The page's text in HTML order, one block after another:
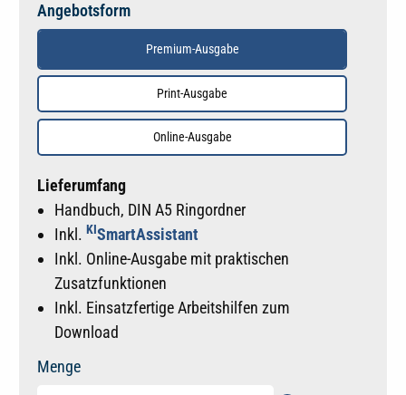
Angebotsform
Premium-Ausgabe
Print-Ausgabe
Online-Ausgabe
Lieferumfang
Handbuch, DIN A5 Ringordner
Inkl. KISmartAssistant
Inkl. Online-Ausgabe mit praktischen
Zusatzfunktionen
Inkl. Einsatzfertige Arbeitshilfen zum
Download
Menge